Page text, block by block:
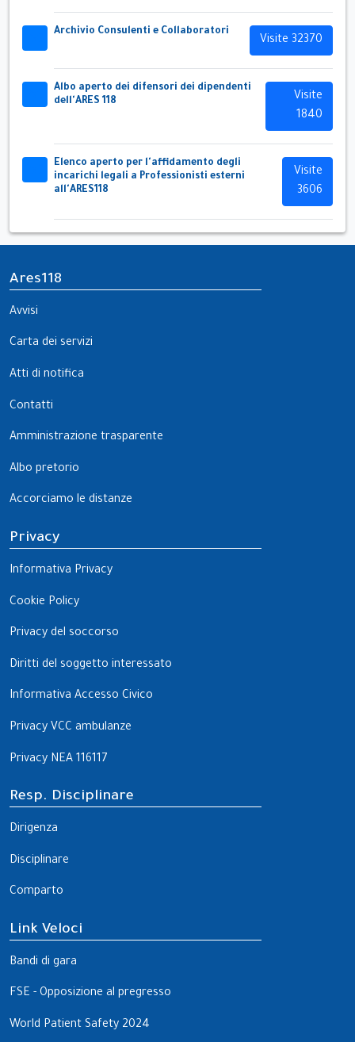
Archivio Consulenti e Collaboratori
Visite 32370
Albo aperto dei difensori dei dipendenti
dell'ARES 118
Visite
1840
Elenco aperto per l'affidamento degli
incarichi legali a Professionisti esterni
all'ARES118
Visite
3606
Ares118
Avvisi
Carta dei servizi
Atti di notifica
Contatti
Amministrazione trasparente
Albo pretorio
Accorciamo le distanze
Privacy
Informativa Privacy
Cookie Policy
Privacy del soccorso
Diritti del soggetto interessato
Informativa Accesso Civico
Privacy VCC ambulanze
Privacy NEA 116117
Resp. Disciplinare
Dirigenza
Disciplinare
Comparto
Link Veloci
Bandi di gara
FSE - Opposizione al pregresso
World Patient Safety 2024